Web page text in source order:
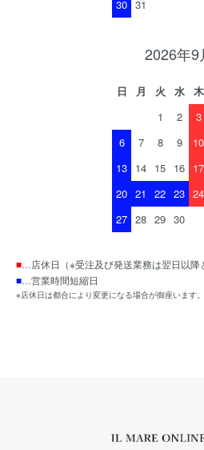
30 31
2026年9
日 月 火 水 木
1
2 3
6
7 8 9 10
13 14 15 16 17
20 21 22 23 24
27 28 29 30
■…店休日（※受注及び発送業務は翌日以降
■…営業時間短縮日
※店休日は都合により変更になる場合が御座います。